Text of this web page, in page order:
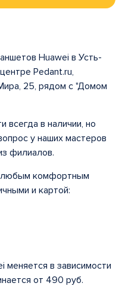
Huawei в Усть-
Pedant.ru,
25, рядом с "Домом
всегда в наличии, но
у наших мастеров
филиалов.
любым комфортным
и картой:
меняется в зависимости
от 490 руб.